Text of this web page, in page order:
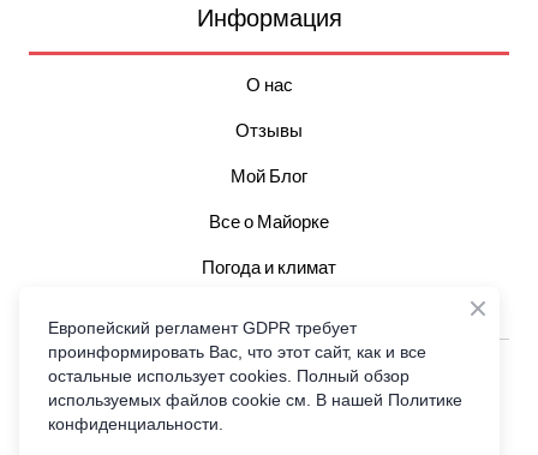
Информация
О нас
Отзывы
Мой Блог
Все о Майорке
Погода и климат
All rights Reserved Гид Майорка © 2006-2026 Пользовательское
соглашение Юридическая инфо
Европейский регламент GDPR требует
проинформировать Вас, что этот сайт, как и все
остальные использует cookies. Полный обзор
используемых файлов cookie см. В нашей Политике
конфиденциальности.